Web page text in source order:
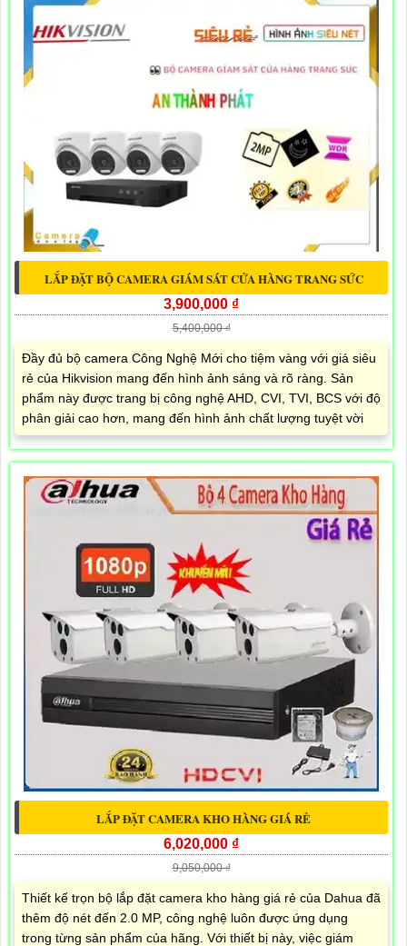
LẮP ĐẶT BỘ CAMERA GIÁM SÁT CỬA HÀNG TRANG SỨC
3,900,000 ₫
5,400,000 ₫
Đầy đủ bộ camera Công Nghệ Mới cho tiệm vàng với giá siêu
rẻ của Hikvision mang đến hình ảnh sáng và rõ ràng. Sản
phẩm này được trang bị công nghệ AHD, CVI, TVI, BCS với độ
phân giải cao hơn, mang đến hình ảnh chất lượng tuyệt vời
LẮP ĐẶT CAMERA KHO HÀNG GIÁ RẺ
6,020,000 ₫
9,050,000 ₫
Thiết kế trọn bộ lắp đặt camera kho hàng giá rẻ của Dahua đã
thêm độ nét đến 2.0 MP, công nghệ luôn được ứng dụng
trong từng sản phẩm của hãng. Với thiết bị này, việc giám